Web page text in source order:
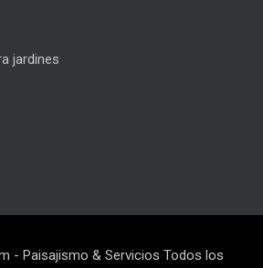
jardines
- Paisajismo & Servicios Todos los